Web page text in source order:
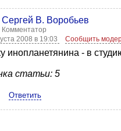
Сергей В. Воробьев
Комментатор
2008 в 19:03
Сообщить
инопланетянина - в
статьи: 5
Ответить